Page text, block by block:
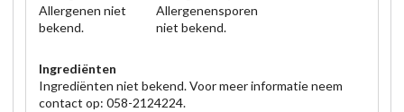
Allergenen niet
bekend.
Allergenensporen
niet bekend.
Ingrediënten
Ingrediënten niet bekend. Voor meer informatie neem
contact op: 058-2124224.